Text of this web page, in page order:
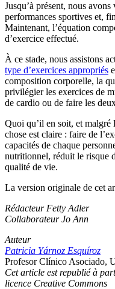
Jusqu’à présent, nous
performances sportives et,
Maintenant, l’équation
d’exercice effectué.
À ce stade, nous assistons
type d’exercices appropriés
composition corporelle, la
privilégier les exercices de
de cardio ou de faire les
Quoi qu’il en soit, et malgré
chose est claire : faire de
capacités de chaque
nutritionnel, réduit le risque
qualité de vie.
La version originale de cet
Rédacteur Fetty Adler
Collaborateur Jo Ann
Auteur
Patricia Yárnoz Esquíroz
Profesor Clínico Asociado,
Cet article est republié à
licence Creative Commons